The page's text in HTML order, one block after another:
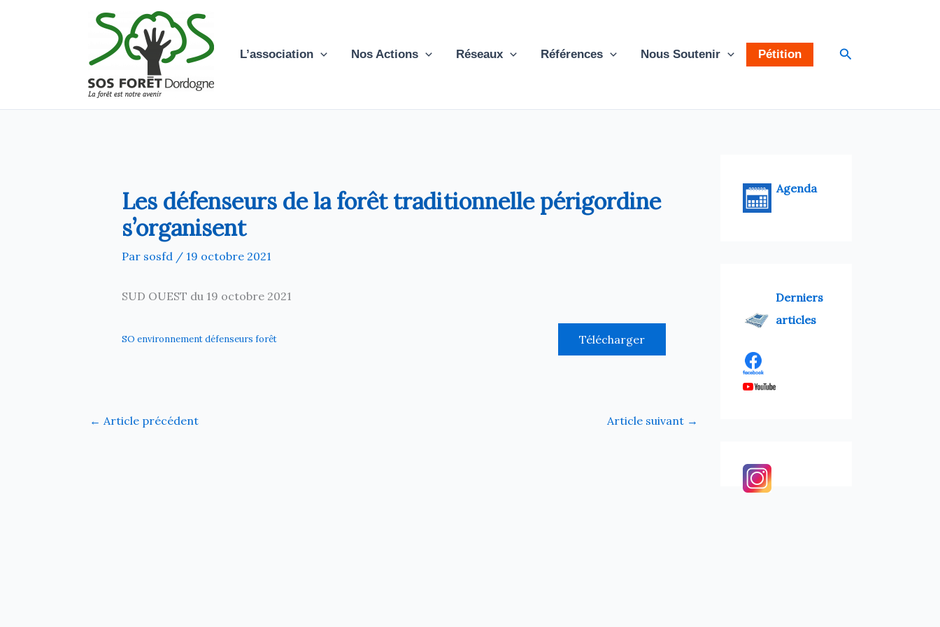
L’association Nos Actions Réseaux Références Nous Soutenir Pétition Rechercher
Les défenseurs de la forêt traditionnelle périgordine
s’organisent
Par sosfd / 19 octobre 2021
SUD OUEST du 19 octobre 2021
SO environnement défenseurs forêt Télécharger
← Article précédent Article suivant →
Agenda
Derniers
articles